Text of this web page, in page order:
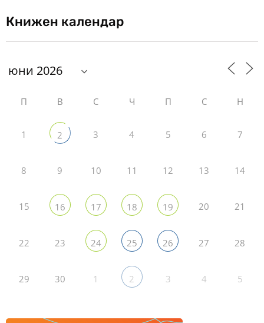
Книжен календар
П В С Ч П С Н
1 2 3 4 5 6 7
8 9 10 11 12 13 14
15 16 17 18 19 20 21
22 23 24 25 26 27 28
29 30 1 2 3 4 5